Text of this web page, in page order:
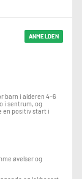
ANMELDEN
barn i alderen 4–6
i sentrum, og
en positiv start i
øvelser og